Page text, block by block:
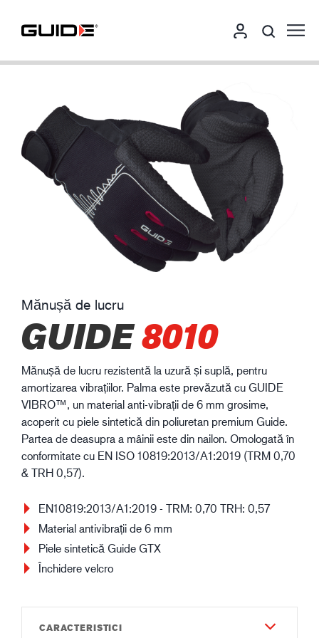
Mănușă de lucru
GUIDE8010
Mănușă de lucru rezistentă la uzură și suplă, pentru
amortizarea vibrațiilor. Palma este prevăzută cu GUIDE
VIBRO™, un material anti-vibrații de 6 mm grosime,
acoperit cu piele sintetică din poliuretan premium Guide.
Partea de deasupra a mâinii este din nailon. Omologată în
conformitate cu EN ISO 10819:2013/A1:2019 (TRM 0,70
& TRH 0,57).
EN10819:2013/A1:2019 - TRM: 0,70 TRH: 0,57
Material antivibrații de 6 mm
Piele sintetică Guide GTX
Închidere velcro
CARACTERISTICI